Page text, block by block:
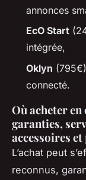
annonces
EcO Start
intégrée,
Oklyn
connecté.
Où acheter
garanties,
accessoires et
L’achat peut
reconnus,